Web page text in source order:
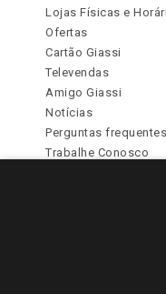
Lojas Físicas e
Ofertas
Cartão Giassi
Televendas
Amigo Giassi
Notícias
Perguntas frequentes
Trabalhe Conosco